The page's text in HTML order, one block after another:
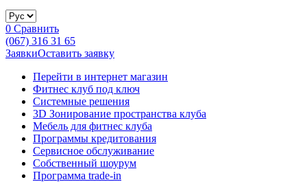
0 Сравнить
(067) 316 31 65
ЗаявкиОставить заявку
Перейти в интернет магазин
Фитнес клуб под ключ
Системные решения
3D Зонирование пространства клуба
Мебель для фитнес клуба
Программы кредитования
Сервисное обслуживание
Собственный шоурум
Программа trade-in